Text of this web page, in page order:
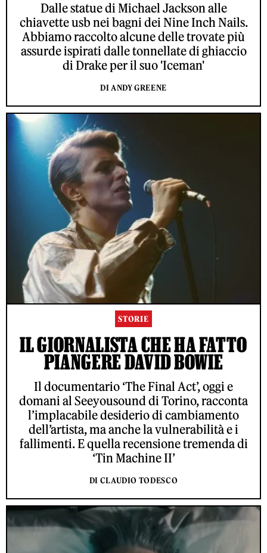
Dalle statue di Michael Jackson alle
chiavette usb nei bagni dei Nine Inch Nails.
Abbiamo raccolto alcune delle trovate più
assurde ispirati dalle tonnellate di ghiaccio
di Drake per il suo 'Iceman'
DI ANDY GREENE
STORIE
IL GIORNALISTA CHE HA FATTO
PIANGERE DAVID BOWIE
Il documentario ‘The Final Act’, oggi e
domani al Seeyousound di Torino, racconta
l’implacabile desiderio di cambiamento
dell’artista, ma anche la vulnerabilità e i
fallimenti. E quella recensione tremenda di
‘Tin Machine II’
DI CLAUDIO TODESCO